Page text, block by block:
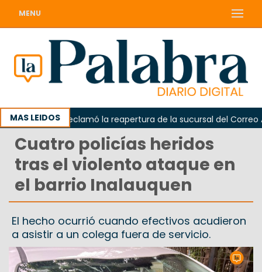
MENU
MAS LEIDOS
Odarda reclamó la reapertura de la sucursal del Correo
Cuatro policías heridos
tras el violento ataque en
el barrio Inalauquen
El hecho ocurrió cuando efectivos acudieron
a asistir a un colega fuera de servicio.